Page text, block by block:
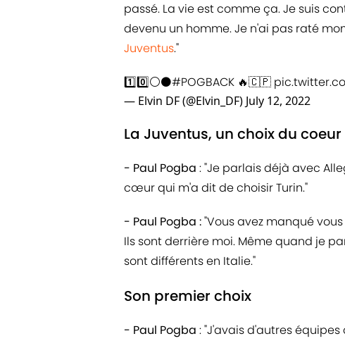
passé. La vie est comme ça. Je suis
devenu un homme. Je n'ai pas raté
Juventus."
1️⃣0️⃣⚪⚫#POGBACK 🔥🇨🇵
— Elvin DF (@Elvin_DF) July 12, 2022
La Juventus, un choix du coeur
- Paul Pogba :"Je parlais déjà avec
cœur qui m'a dit de choisir Turin."
- Paul Pogba :"Vous avez manqué
Ils sont derrière moi. Même quand je
sont différents en Italie."
Son premier choix
- Paul Pogba : "J'avais d'autres